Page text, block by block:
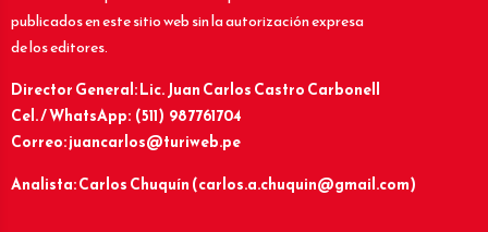
publicados en este sitio web sin la autorización expresa
de los editores.
Director General: Lic.Juan Carlos Castro Carbonell
Cel. / WhatsApp: (511) 987761704
Correo: juancarlos@turiweb.pe
Analista: Carlos Chuquín (carlos.a.chuquin@gmail.com)